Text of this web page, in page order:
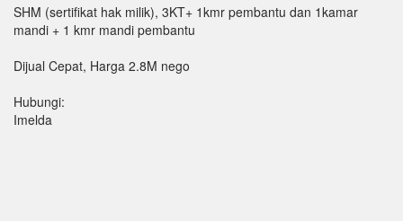
SHM (sertifikat hak milik), 3KT+ 1kmr pembantu dan 1kamar
mandi + 1 kmr mandi pembantu
Dijual Cepat, Harga 2.8M nego
Hubungi:
Imelda